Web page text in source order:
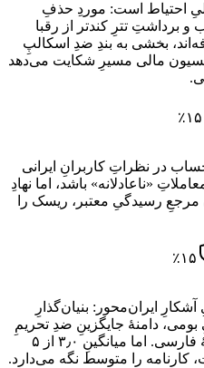
احتیاط است: موردِ حذفِ
و برداشتِ تترِ کندتر از رقبا
بخشی به بندِ ضدِ اسکالپِ
مالی مسیرِ شکایت می‌دهد
۱۵٪
در نظراتِ کاربرانِ ایرانی
«ناعادلانه» باشد، اما نهادِ
رسیدگیِ معتبر، ریسک را
۱۵٪
ایران‌محور: بنیان‌گذارِ
بومی، دامنهٔ جایگزینِ ضدِ تحریمِ
invesloir.com و پشتیبانیِ ۲۴ساعتهٔ فارسی. اما میانگینِ ۳٫۰ از ۵
کارنامه را متوسط نگه می‌دارد.